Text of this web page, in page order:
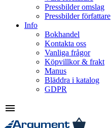
Pressbilder omslag
Pressbilder författare
Info
Bokhandel
Kontakta oss
Vanliga frågor
Köpvillkor & frakt
Manus
Bläddra i katalog
GDPR
menu